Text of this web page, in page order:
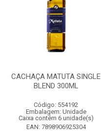
CACHAÇA MATUTA SINGLE
BLEND 300ML
Código: 554192
Embalagem: Unidade
Caixa contém 6 unidade(s)
EAN: 7898906925304